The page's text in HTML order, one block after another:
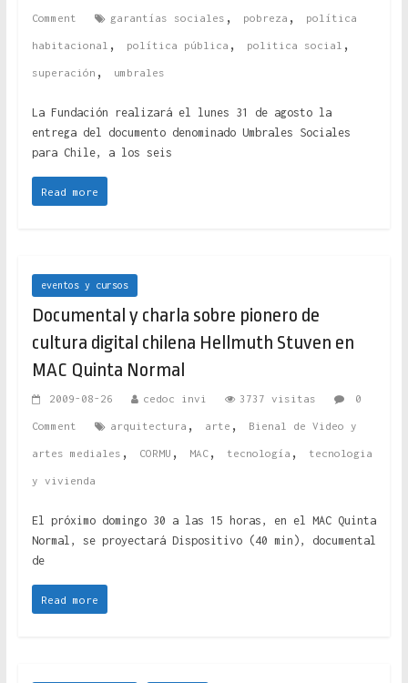
Comment garantías sociales , pobreza , política
habitacional , política pública , politica social ,
superación , umbrales
La Fundación realizará el lunes 31 de agosto la
entrega del documento denominado Umbrales Sociales
para Chile, a los seis
Read more
eventos y cursos
Documental y charla sobre pionero de
cultura digital chilena Hellmuth Stuven en
MAC Quinta Normal
2009-08-26 cedoc invi 3737 visitas 0
Comment arquitectura , arte , Bienal de Video y
artes mediales , CORMU , MAC, tecnología , tecnologia
y vivienda
El próximo domingo 30 a las 15 horas, en el MAC Quinta
Normal, se proyectará Dispositivo (40 min), documental
de
Read more